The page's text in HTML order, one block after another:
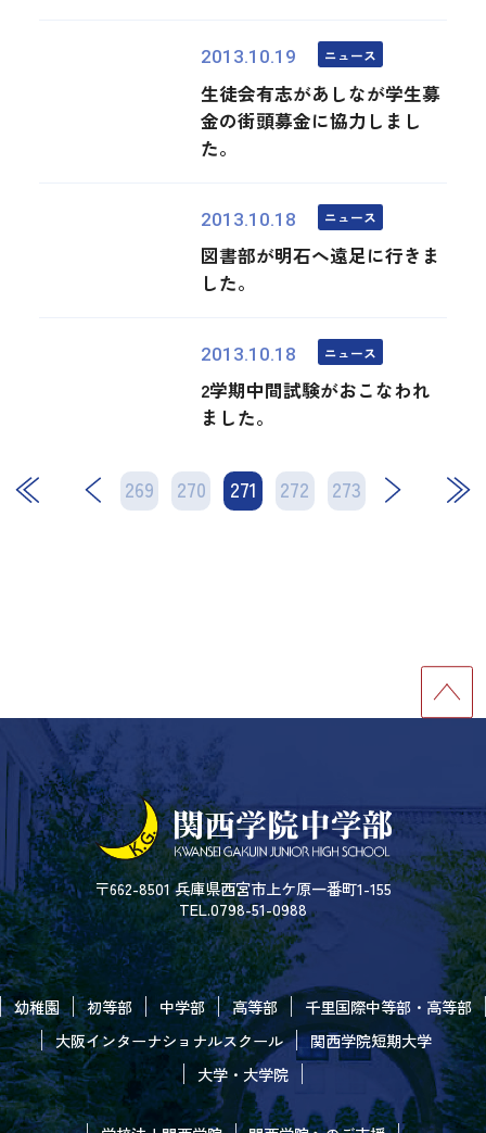
2013.10.19 ニュース
生徒会有志があしなが学生募
金の街頭募金に協力しまし
た。
2013.10.18 ニュース
図書部が明石へ遠足に行きま
した。
2013.10.18 ニュース
2学期中間試験がおこなわれ
ました。
269 270 271 272 273
次 最後
〒662-8501 兵庫県西宮市上ケ原一番町1-155
TEL.0798-51-0988
幼稚園 初等部 中学部 高等部
千里国際中等部・高等部
大阪インターナショナルスクール
関西学院短期大学
大学・大学院